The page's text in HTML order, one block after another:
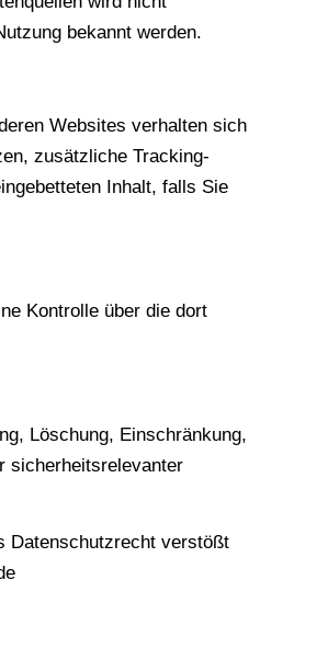
bekannt werden.
Websites verhalten sich
zusätzliche Tracking-
Inhalt, falls Sie
Kontrolle über die dort
Löschung, Einschränkung,
sicherheitsrelevanter
Datenschutzrecht verstößt